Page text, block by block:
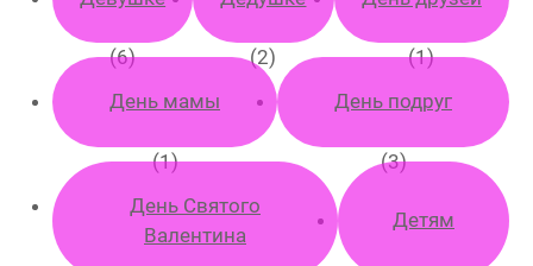
(6) (2)
(1)
День мамы
(1)
День подруг
(3)
День Святого
Валентина
Детям
Пока не
решил (а)